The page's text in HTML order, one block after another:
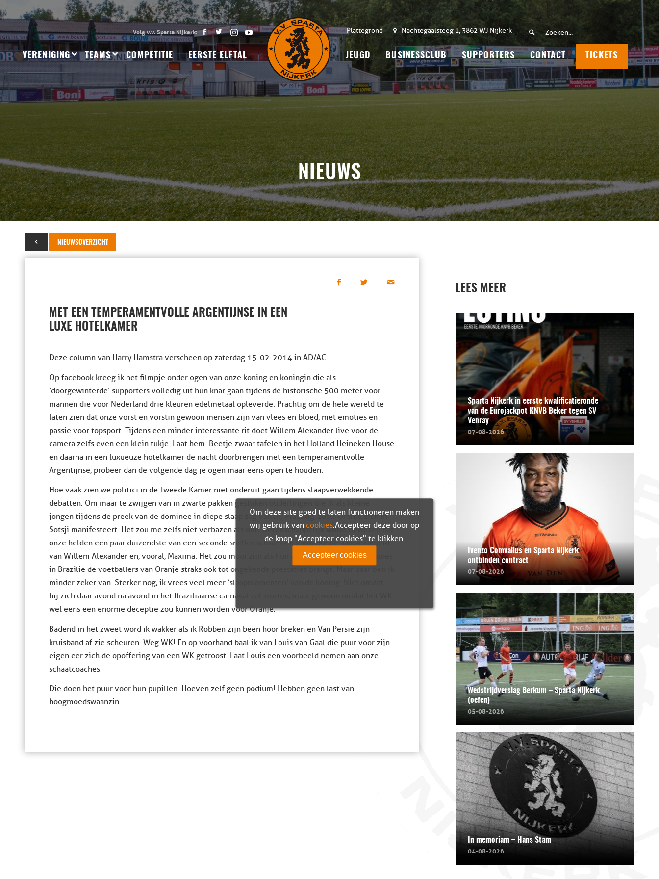
Plattegrond Nachtegaalsteeg 1, 3862 WJ Nijkerk
VERENIGING TEAMS COMPETITIE EERSTE ELFTAL JEUGD BUSINESSCLUB SUPPORTERS CONTACT TICKETS
NIEUWS
NIEUWSOVERZICHT
17 februari 2014
MET EEN TEMPERAMENTVOLLE ARGENTIJNSE IN EEN
LUXE HOTELKAMER
Deze column van Harry Hamstra verscheen op zaterdag 15-02-2014 in AD/AC
Op facebook kreeg ik het filmpje onder ogen van onze koning en koningin die als
‘doorgewinterde’ supporters volledig uit hun knar gaan tijdens de historische 500 meter voor
mannen die voor Nederland drie kleuren edelmetaal opleverde. Prachtig om de hele wereld te
laten zien dat onze vorst en vorstin gewoon mensen zijn van vlees en bloed, met emoties en
passie voor topsport. Tijdens een minder interessante rit doet Willem Alexander live voor de
camera zelfs even een klein tukje. Laat hem. Beetje zwaar tafelen in het Holland Heineken House
en daarna in een luxueuze hotelkamer de nacht doorbrengen met een temperamentvolle
Argentijnse, probeer dan de volgende dag je ogen maar eens open te houden.
Hoe vaak zien we politici in de Tweede Kamer niet onderuit gaan tijdens slaapverwekkende
debatten. Om maar te zwijgen van in zwarte pakken gestoken ouderlingen die ik als kleine
jongen tijdens de preek van de dominee in diepe slaap zag vallen. Prachtig, zoals Oranje zich in
Sotsji manifesteert. Het zou me zelfs niet verbazen als ooit wetenschappelijk wordt bewezen dat
onze helden een paar duizendste van een seconde sneller schaatsten vanwege de aanwezigheid
van Willem Alexander en, vooral, Maxima. Het zou mooi zijn als hun aanwezigheid op de tribunes
in Brazilië de voetballers van Oranje straks ook tot ongekende prestaties brengt. Maar daar ben ik
minder zeker van. Sterker nog, ik vrees veel meer ‘slaapmomenten’ van de koning. Niet omdat
hij zich daar avond na avond in het Braziliaanse carnaval zal storten, maar gewoon omdat het WK
wel eens een enorme deceptie zou kunnen worden voor Oranje.
Badend in het zweet word ik wakker als ik Robben zijn been hoor breken en Van Persie zijn
kruisband af zie scheuren. Weg WK! En op voorhand baal ik van Louis van Gaal die puur voor zijn
eigen eer zich de opoffering van een WK getroost. Laat Louis een voorbeeld nemen aan onze
schaatcoaches.
Die doen het puur voor hun pupillen. Hoeven zelf geen podium! Hebben geen last van
hoogmoedswaanzin.
LEES MEER
Sparta Nijkerk in eerste kwalificatieronde
van de Eurojackpot KNVB Beker tegen SV
Venray
07-08-2026
Ivenzo Comvalius en Sparta Nijkerk
ontbinden contract
07-08-2026
Wedstrijdverslag Berkum – Sparta Nijkerk
(oefen)
05-08-2026
In memoriam – Hans Stam
04-08-2026
Om deze site goed te laten functioneren maken
wij gebruik van cookies. Accepteer deze door op
de knop "Accepteer cookies" te klikken.
Accepteer cookies